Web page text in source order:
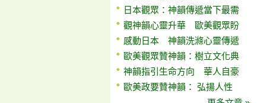
日本觀眾：神韻傳遞當下最需
觀神韻心靈升華 歐美觀眾盼
感動日本 神韻洗滌心靈傳遞
歐美觀眾贊神韻：樹立文化典
神韻指引生命方向 華人自豪
歐美政要贊神韻： 弘揚人性